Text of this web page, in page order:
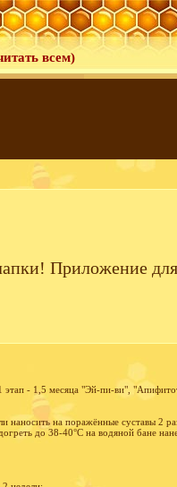
всем)
Приложение
этап - 1,5 месяца "Эй-пи-ви",
на поражённые суставы 2
до 38-40°С на водяной бане